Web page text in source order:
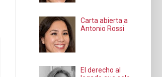
Carta abierta a
Antonio Rossi
El derecho al